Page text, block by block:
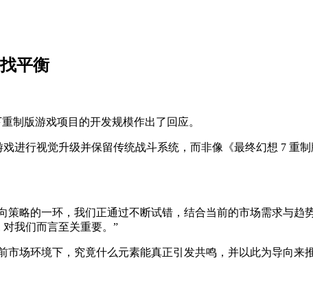
平衡
制版游戏项目的开发规模作出了回应。
进行视觉升级并保留传统战斗系统，而非像《最终幻想 7 重
略的一环，我们正通过不断试错，结合当前的市场需求与趋
我们而言至关重要。”
场环境下，究竟什么元素能真正引发共鸣，并以此为导向来